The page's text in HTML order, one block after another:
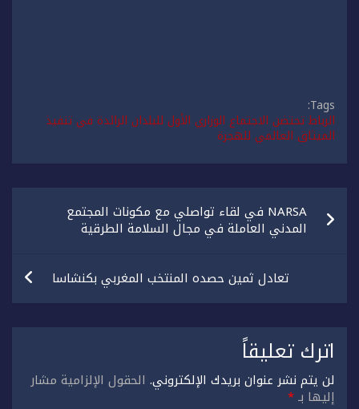
Tags:
الرباط تحتضن الاجتماع الوزاري الأول للبلدان الرائدة في تنفيذ
الميثاق العالمي للهجرة
تصفّح
المقالات NARSA في لقاء تواصلي مع مكونات المجتمع
المدني العاملة في مجال السلامة الطرقية
تعادل ثمين حصده المنتخب المغربي بكنشاسا
اترك تعليقاً
لن يتم نشر عنوان بريدك الإلكتروني. الحقول الإلزامية مشار
إليها بـ*